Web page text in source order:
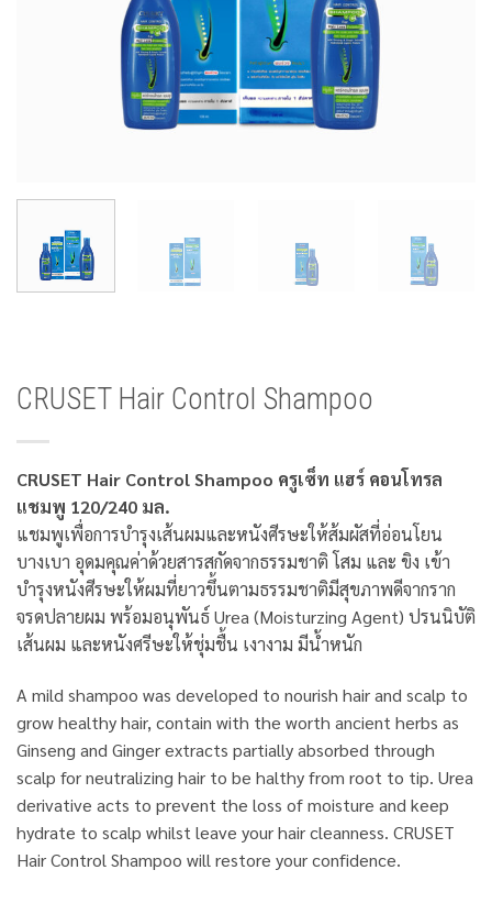
CRUSET Hair Control Shampoo
CRUSET Hair Control Shampoo ครูเซ็ท แฮร์ คอนโทรล
แชมพู 120/240 มล.
แชมพูเพื่อการบำรุงเส้นผมและหนังศีรษะให้ส้มผัสที่อ่อนโยน
บางเบา อุดมคุณค่าด้วยสารสกัดจากธรรมชาติ โสม และ ขิง เข้า
บำรุงหนังศีรษะให้ผมที่ยาวขึ้นตามธรรมชาติมีสุขภาพดีจากราก
จรดปลายผม พร้อมอนุพันธ์ Urea (Moisturzing Agent) ปรนนิบัติ
เส้นผม และหนังศรีษะให้ชุ่มชื้น เงางาม มีน้ำหนัก
A mild shampoo was developed to nourish hair and scalp to
grow healthy hair, contain with the worth ancient herbs as
Ginseng and Ginger extracts partially absorbed through
scalp for neutralizing hair to be halthy from root to tip. Urea
derivative acts to prevent the loss of moisture and keep
hydrate to scalp whilst leave your hair cleanness. CRUSET
Hair Control Shampoo will restore your confidence.